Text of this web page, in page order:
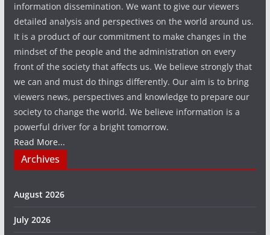
information dissemination. We want to give our viewers
detailed analysis and perspectives on the world around us.
It is a product of our commitment to make changes in the
mindset of the people and the administration on every
front of the society that affects us. We believe strongly that
we can and must do things differently. Our aim is to bring
viewers news, perspectives and knowledge to prepare our
society to change the world. We believe information is a
powerful driver for a bright tomorrow.
Read More...
Archives
August 2026
July 2026